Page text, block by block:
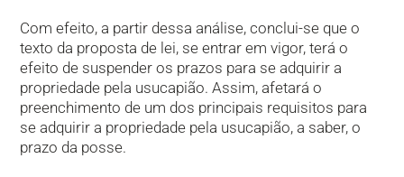
Com efeito, a partir dessa análise, conclui-se que o
texto da proposta de lei, se entrar em vigor, terá o
efeito de suspender os prazos para se adquirir a
propriedade pela usucapião. Assim, afetará o
preenchimento de um dos principais requisitos para
se adquirir a propriedade pela usucapião, a saber, o
prazo da posse.